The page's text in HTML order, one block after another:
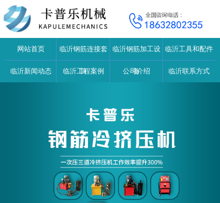
网站首页 临沂钢筋连接套
筒
临沂钢筋加工设
备
临沂工具和配件
临沂新闻动态 临沂工程案例 公司介绍 临沂联系方式